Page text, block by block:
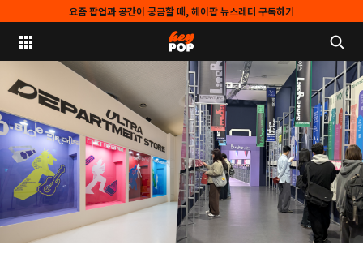
요즘 팝업과 공간이 궁금할 때, 헤이팝 뉴스레터 구독하기